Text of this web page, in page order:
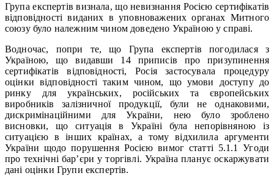
Група експертів визнала, що невизнання Росією сертифікатів
відповідності виданих в уповноважених органах Митного
союзу було належним чином доведено Україною у справі.
Водночас, попри те, що Група експертів погодилася з
Україною, що видавши 14 приписів про призупинення
сертифікатів відповідності, Росія застосувала процедуру
оцінки відповідності таким чином, що умови доступу до
ринку для українських, російських та європейських
виробників залізничної продукції, були не однаковими,
дискримінаційними для України, нею було зроблено
висновки, що ситуація в Україні була непорівняною із
ситуацією в інших країнах, а тому відхилила аргументи
України щодо порушення Росією вимог статті 5.1.1 Угоди
про технічні бар’єри у торгівлі. Україна планує оскаржувати
дані оцінки Групи експертів.